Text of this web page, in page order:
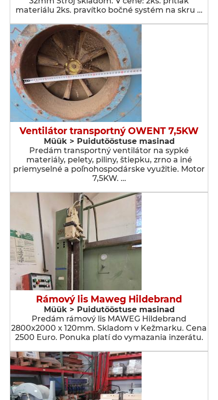
materiálu 2ks. pravítko bočné systém na skru …
Ventilátor transportný OWENT 7,5KW
Müük > Puidutööstuse masinad
Predám transportný ventilátor na sypké
materiály, pelety, piliny, štiepku, zrno a iné
priemyselné a poľnohospodárske využitie. Motor
7,5KW. …
Rámový lis Maweg Hildebrand
Müük > Puidutööstuse masinad
Predám rámový lis MAWEG Hildebrand
2800x2000 x 120mm. Skladom v Kežmarku. Cena
2500 Euro. Ponuka platí do vymazania inzerátu.